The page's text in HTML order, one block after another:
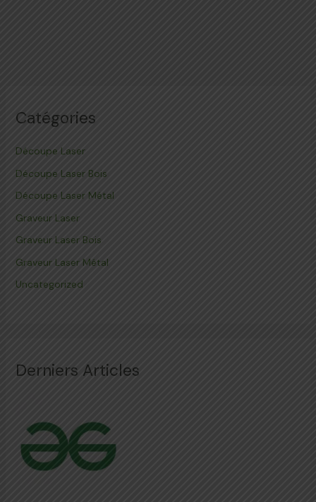
Catégories
Découpe Laser
Découpe Laser Bois
Découpe Laser Métal
Graveur Laser
Graveur Laser Bois
Graveur Laser Métal
Uncategorized
Derniers Articles